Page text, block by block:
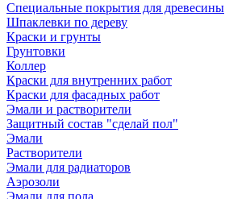
Специальные покрытия для древесины
Шпаклевки по дереву
Краски и грунты
Грунтовки
Коллер
Краски для внутренних работ
Краски для фасадных работ
Эмали и растворители
Защитный состав "сделай пол"
Эмали
Растворители
Эмали для радиаторов
Аэрозоли
Эмали для пола